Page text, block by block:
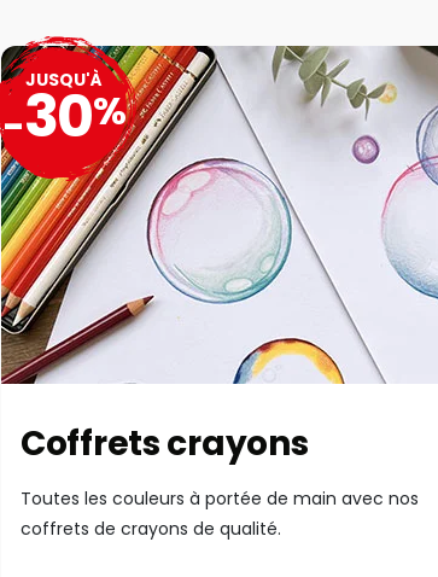
Coffrets crayons
Toutes les couleurs à portée de main avec nos
coffrets de crayons de qualité.
JUSQU'À
-30%